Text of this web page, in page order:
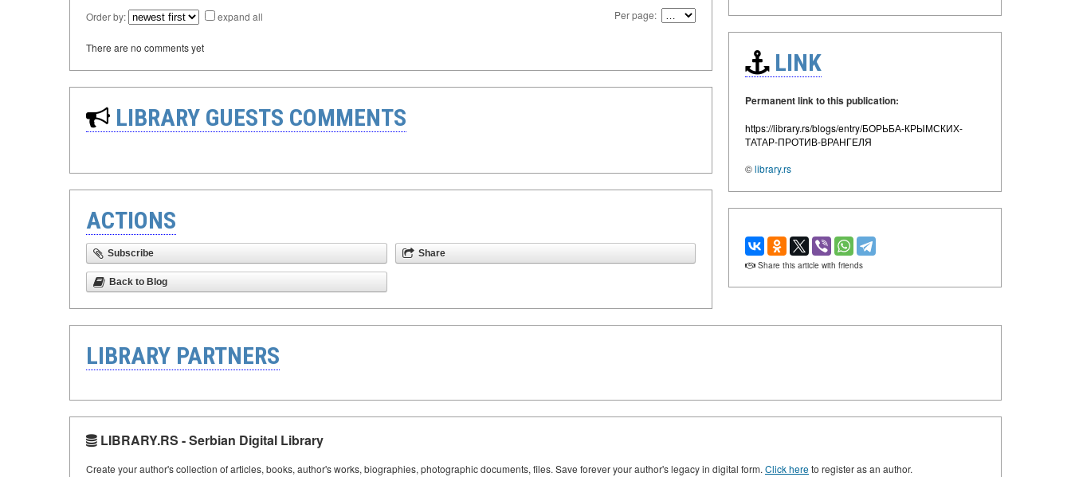
Order by: expand all Per page:
There are no comments yet
LIBRARY GUESTS COMMENTS
ACTIONS
Subscribe Share
Back to Blog
LINK
Permanent link to this publication:
https://library.rs/blogs/entry/БОРЬБА-КРЫМСКИХ-
ТАТАР-ПРОТИВ-ВРАНГЕЛЯ
©library.rs
Share this article with friends
LIBRARY PARTNERS
LIBRARY.RS - Serbian Digital Library
Create your author's collection of articles, books, author's works, biographies, photographic documents, files. Save forever your author's legacy in digital form. Click hereto register as an author.